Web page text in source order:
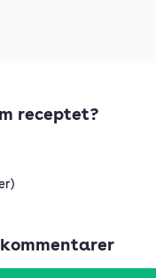
receptet?